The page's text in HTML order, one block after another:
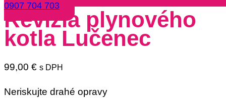
0907 704 703
Revízia plynového
kotla Lučenec
99,00 € s DPH
Neriskujte drahé opravy